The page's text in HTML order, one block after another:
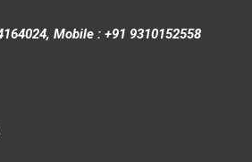
Mobile : +91 9310152558